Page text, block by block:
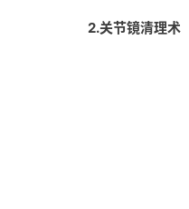
2.关节镜清理术